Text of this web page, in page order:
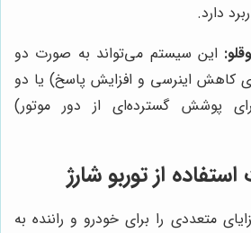
دارد.
این سیستم می‌تواند به صورت دو
کاهش اینرسی و افزایش پاسخ) یا دو
پوشش گسترده‌ای از دور موتور)
از توربو شارژ
متعددی را برای خودرو و راننده به